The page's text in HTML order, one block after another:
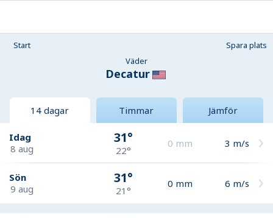
Start
Spara plats
Väder
Decatur
14 dagar Timmar Jämför
Idag
8 aug
31°
22°
0 mm 3 m/s
Sön
9 aug
31°
21°
0 mm 6 m/s